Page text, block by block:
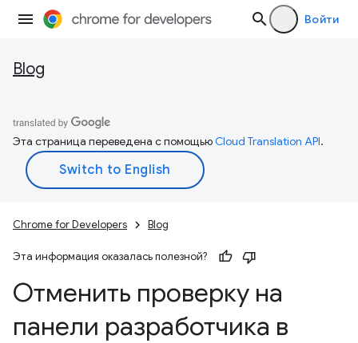
Войти
Blog
Эта страница переведена с помощьюCloud Translation API.
Chrome for Developers Blog
Эта информация оказалась полезной?
Отменить проверку на
панели разработчика в